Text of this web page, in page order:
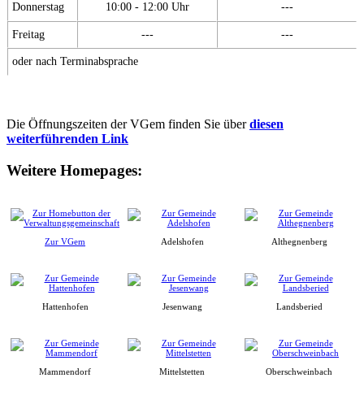
Donnerstag 10:00 - 12:00 Uhr ---
Freitag --- ---
oder nach Terminabsprache
Die Öffnungszeiten der VGem finden Sie überdiesen
weiterführenden Link
Weitere Homepages:
Zur VGem Adelshofen Althegnenberg
Hattenhofen Jesenwang Landsberied
Mammendorf Mittelstetten Oberschweinbach